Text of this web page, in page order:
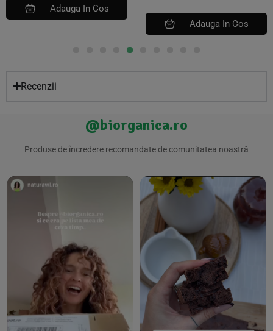
Adauga In Cos
Adauga In Cos
Recenzii
@biorganica.ro
Produse de încredere recomandate de comunitatea noastră